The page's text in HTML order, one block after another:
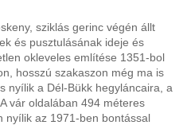
sziklás gerinc végén állt
és pusztulásának ideje és
okleveles említése 1351-bol
hosszú szakaszon még ma is
nyílik a Dél-Bükk hegyláncaira, a
vár oldalában 494 méteres
nyílik az 1971-ben bontással